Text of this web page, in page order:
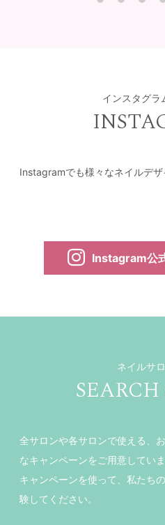
インスタグラ
Instagramでも様々なネイルデザ
Instagram公
ネイルサ
全サロンや各サロンで使える、
なキャンペーンをご用意していま
キャンペーンを使って、私たち
験してください。